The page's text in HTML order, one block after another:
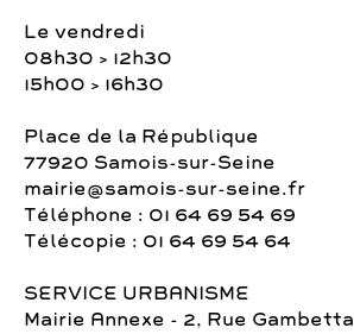
Le vendredi
08h30 > 12h30
15h00 > 16h30
Place de la République
77920 Samois-sur-Seine
mairie@samois-sur-seine.fr
Téléphone : 01 64 69 54 69
Télécopie : 01 64 69 54 64
SERVICE URBANISME
Mairie Annexe - 2, Rue Gambetta